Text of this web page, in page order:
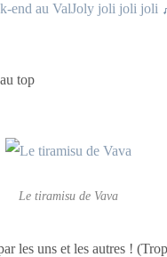
top
Le tiramisu de Vava
les uns et les autres !